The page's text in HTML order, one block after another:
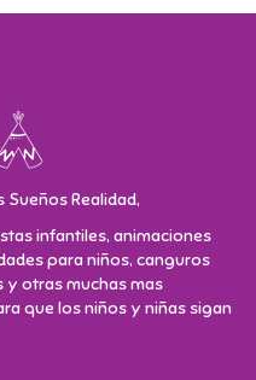
Sueños Realidad,
infantiles, animaciones
para niños, canguros
y otras muchas mas
que los niños y niñas sigan